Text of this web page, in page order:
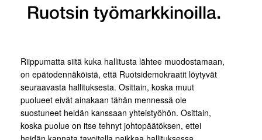
Ruotsin työmarkkinoilla.
Riippumatta siitä kuka hallitusta lähtee muodostamaan,
on epätodennäköistä, että Ruotsidemokraatit löytyvät
seuraavasta hallituksesta. Osittain, koska muut
puolueet eivät ainakaan tähän mennessä ole
suostuneet heidän kanssaan yhteistyöhön. Osittain,
koska puolue on itse tehnyt johtopäätöksen, ettei